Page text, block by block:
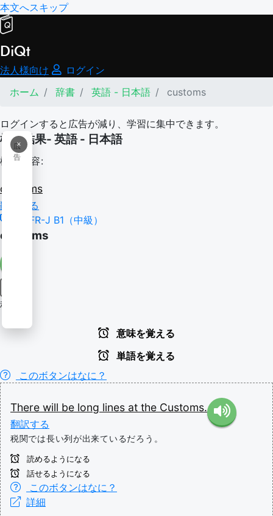
本文へスキップ
DiQt
法人様向け
ログイン
ホーム
辞書 英語 - 日本語 customs
ログインすると広告が減り、学習に集中できます。
×
広
告
検索結果- 英語 - 日本語
検索内容:
customs
翻訳する
CEFR-J B1（中級）
customs
税関
意味を覚える
単語を覚える
このボタンはなに？
There will be long lines at the Customs.
翻訳する
税関では長い列が出来ているだろう。
読めるようになる
話せるようになる
このボタンはなに？
詳細